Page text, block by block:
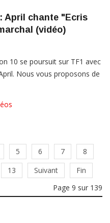
April chante "Ecris
(vidéo)
10 se poursuit sur TF1 avec
Nous vous proposons de
5 6 7
8
13 Suivant
Fin
Page 9 sur 139